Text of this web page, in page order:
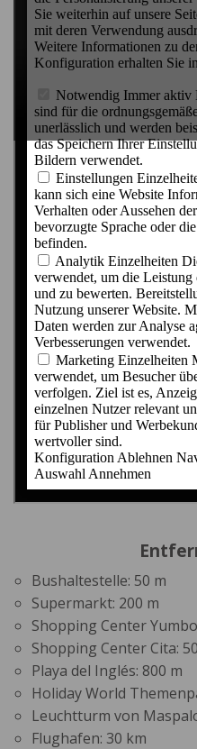
Bushaltestelle: 50 m
Supermarkt: 200 m
Shopping Center
Shopping Center Cita:
Playa del Inglés: 800 m
Holiday World
Leuchtturm von
Flughafen: 30 km